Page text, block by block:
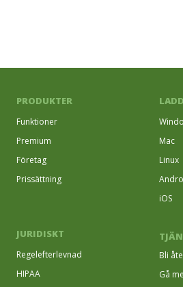
PRODUKTER
Funktioner
Premium
Företag
Prissättning
Mac
Linux
iOS
JURIDISKT
Regelefterlevnad
HIPAA
Bli
Gå